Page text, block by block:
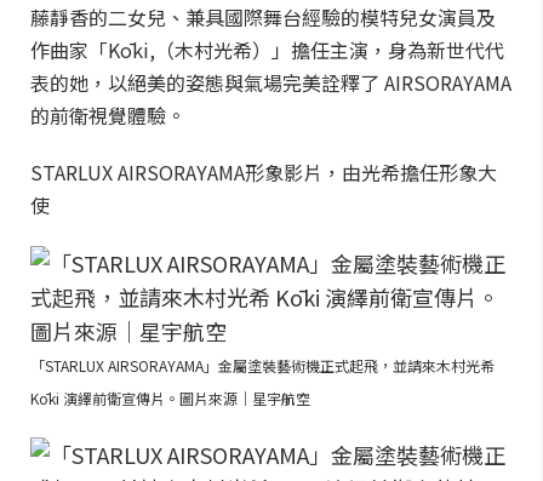
藤靜香的二女兒、兼具國際舞台經驗的模特兒女演員及
作曲家「Kōki,（木村光希）」擔任主演，身為新世代代
表的她，以絕美的姿態與氣場完美詮釋了 AIRSORAYAMA
的前衛視覺體驗。
STARLUX AIRSORAYAMA形象影片，由光希擔任形象大
使
「STARLUX AIRSORAYAMA」金屬塗裝藝術機正式起飛，並請來木村光希
Kōki 演繹前衛宣傳片。圖片來源｜星宇航空